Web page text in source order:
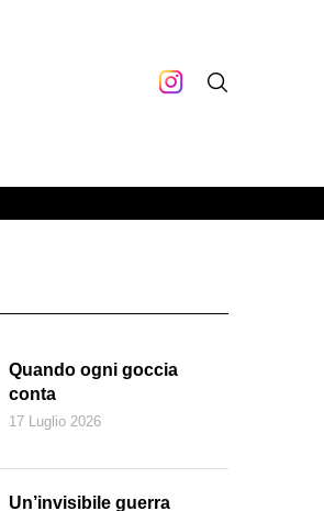
Quando ogni goccia
conta
17 Luglio 2026
Un’invisibile guerra